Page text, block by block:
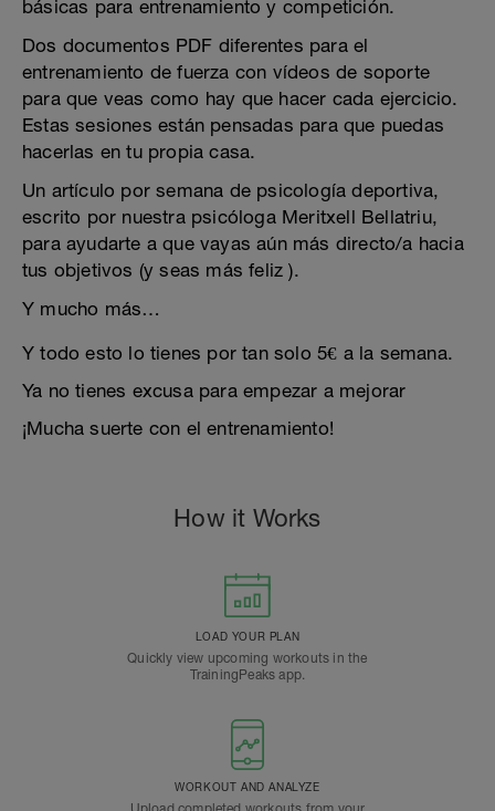
básicas para entrenamiento y competición.
Dos documentos PDF diferentes para el
entrenamiento de fuerza con vídeos de soporte
para que veas como hay que hacer cada ejercicio.
Estas sesiones están pensadas para que puedas
hacerlas en tu propia casa.
Un artículo por semana de psicología deportiva,
escrito por nuestra psicóloga Meritxell Bellatriu,
para ayudarte a que vayas aún más directo/a hacia
tus objetivos (y seas más feliz ).
Y mucho más…
Y todo esto lo tienes por tan solo 5€ a la semana.
Ya no tienes excusa para empezar a mejorar
¡Mucha suerte con el entrenamiento!
How it Works
LOAD YOUR PLAN
Quickly view upcoming workouts in the
TrainingPeaks app.
WORKOUT AND ANALYZE